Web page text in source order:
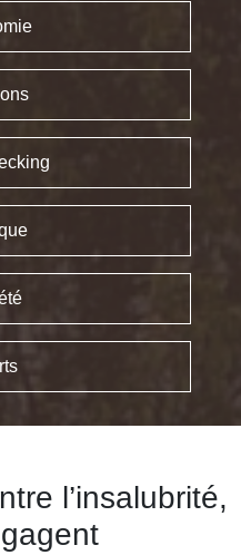
l’insalubrité,